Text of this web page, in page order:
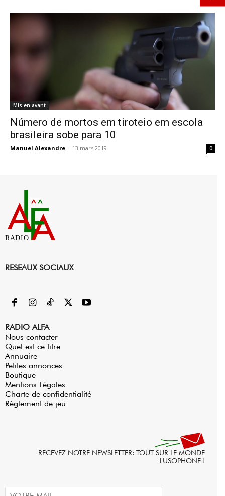
Mis en avant
Número de mortos em tiroteio em escola
brasileira sobe para 10
Manuel Alexandre - 13 mars 2019 0
RADIO
RESEAUX SOCIAUX
RADIO ALFA
Nous contacter
Quel est ce titre
Annuaire
Petites annonces
Boutique
Mentions Légales
Charte de confidentialité
Règlement de jeu
RECEVEZ NOTRE NEWSLETTER: TOUT SUR LE MONDE
LUSOPHONE !